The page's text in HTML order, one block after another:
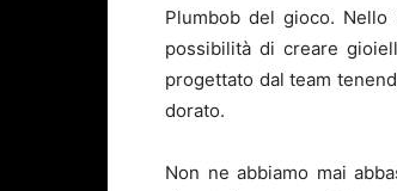
Plumbob del gioco.
possibilità di creare
progettato dal team
dorato.
Non ne abbiamo mai